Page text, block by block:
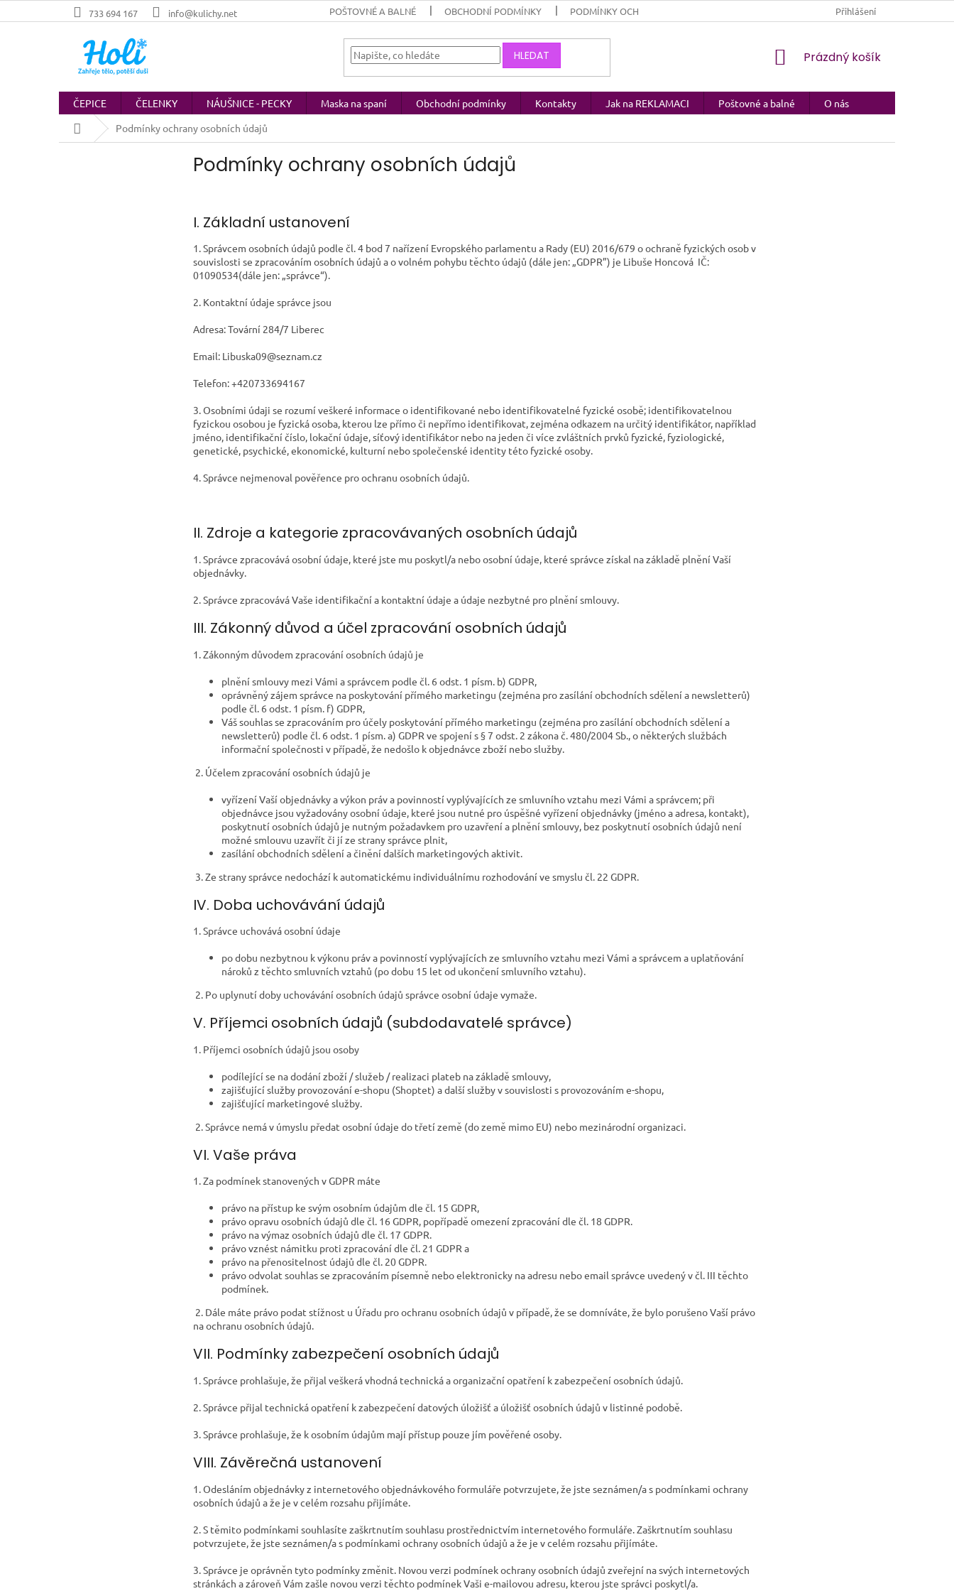
na
733 694 167 info@kulichy.net POŠTOVNÉ A BALNÉ OBCHODNÍ PODMÍNKY PODMÍNKY OCHRANY OSOBNÍCH ÚDAJŮ Přihlášení
HLEDAT
NÁKUPNÍ
Prázdný košík
ČEPICE ČELENKY NÁUŠNICE - PECKY Maska na spaní Obchodní podmínky Kontakty Jak na REKLAMACI Poštovné a balné
O nás
Domů
Podmínky ochrany osobních údajů
Podmínky ochrany osobních údajů
I. Základní ustanovení
1. Správcem osobních údajů podle čl. 4 bod 7 nařízení Evropského parlamentu a Rady (EU) 2016/679 o ochraně fyzických osob v
souvislosti se zpracováním osobních údajů a o volném pohybu těchto údajů (dále jen: „GDPR”) je Libuše Honcová IČ:
01090534(dále jen: „správce“).
2. Kontaktní údaje správce jsou
Adresa: Tovární 284/7 Liberec
Email: Libuska09@seznam.cz
Telefon: +420733694167
3. Osobními údaji se rozumí veškeré informace o identifikované nebo identifikovatelné fyzické osobě; identifikovatelnou
fyzickou osobou je fyzická osoba, kterou lze přímo či nepřímo identifikovat, zejména odkazem na určitý identifikátor, například
jméno, identifikační číslo, lokační údaje, síťový identifikátor nebo na jeden či více zvláštních prvků fyzické, fyziologické,
genetické, psychické, ekonomické, kulturní nebo společenské identity této fyzické osoby.
4. Správce nejmenoval pověřence pro ochranu osobních údajů.
II. Zdroje a kategorie zpracovávaných osobních údajů
1. Správce zpracovává osobní údaje, které jste mu poskytl/a nebo osobní údaje, které správce získal na základě plnění Vaší
objednávky.
2. Správce zpracovává Vaše identifikační a kontaktní údaje a údaje nezbytné pro plnění smlouvy.
III. Zákonný důvod a účel zpracování osobních údajů
1. Zákonným důvodem zpracování osobních údajů je
plnění smlouvy mezi Vámi a správcem podle čl. 6 odst. 1 písm. b) GDPR,
oprávněný zájem správce na poskytování přímého marketingu (zejména pro zasílání obchodních sdělení a newsletterů)
podle čl. 6 odst. 1 písm. f) GDPR,
Váš souhlas se zpracováním pro účely poskytování přímého marketingu (zejména pro zasílání obchodních sdělení a
newsletterů) podle čl. 6 odst. 1 písm. a) GDPR ve spojení s § 7 odst. 2 zákona č. 480/2004 Sb., o některých službách
informační společnosti v případě, že nedošlo k objednávce zboží nebo služby.
2. Účelem zpracování osobních údajů je
vyřízení Vaší objednávky a výkon práv a povinností vyplývajících ze smluvního vztahu mezi Vámi a správcem; při
objednávce jsou vyžadovány osobní údaje, které jsou nutné pro úspěšné vyřízení objednávky (jméno a adresa, kontakt),
poskytnutí osobních údajů je nutným požadavkem pro uzavření a plnění smlouvy, bez poskytnutí osobních údajů není
možné smlouvu uzavřít či jí ze strany správce plnit,
zasílání obchodních sdělení a činění dalších marketingových aktivit.
3. Ze strany správce nedochází k automatickému individuálnímu rozhodování ve smyslu čl. 22 GDPR.
IV. Doba uchovávání údajů
1. Správce uchovává osobní údaje
po dobu nezbytnou k výkonu práv a povinností vyplývajících ze smluvního vztahu mezi Vámi a správcem a uplatňování
nároků z těchto smluvních vztahů (po dobu 15 let od ukončení smluvního vztahu).
2. Po uplynutí doby uchovávání osobních údajů správce osobní údaje vymaže.
V. Příjemci osobních údajů (subdodavatelé správce)
1. Příjemci osobních údajů jsou osoby
podílející se na dodání zboží / služeb / realizaci plateb na základě smlouvy,
zajišťující služby provozování e-shopu (Shoptet) a další služby v souvislosti s provozováním e-shopu,
zajišťující marketingové služby.
2. Správce nemá v úmyslu předat osobní údaje do třetí země (do země mimo EU) nebo mezinárodní organizaci.
VI. Vaše práva
1. Za podmínek stanovených v GDPR máte
právo na přístup ke svým osobním údajům dle čl. 15 GDPR,
právo opravu osobních údajů dle čl. 16 GDPR, popřípadě omezení zpracování dle čl. 18 GDPR.
právo na výmaz osobních údajů dle čl. 17 GDPR.
právo vznést námitku proti zpracování dle čl. 21 GDPR a
právo na přenositelnost údajů dle čl. 20 GDPR.
právo odvolat souhlas se zpracováním písemně nebo elektronicky na adresu nebo email správce uvedený v čl. III těchto
podmínek.
2. Dále máte právo podat stížnost u Úřadu pro ochranu osobních údajů v případě, že se domníváte, že bylo porušeno Vaší právo
na ochranu osobních údajů.
VII. Podmínky zabezpečení osobních údajů
1. Správce prohlašuje, že přijal veškerá vhodná technická a organizační opatření k zabezpečení osobních údajů.
2. Správce přijal technická opatření k zabezpečení datových úložišť a úložišť osobních údajů v listinné podobě.
3. Správce prohlašuje, že k osobním údajům mají přístup pouze jím pověřené osoby.
VIII. Závěrečná ustanovení
1. Odesláním objednávky z internetového objednávkového formuláře potvrzujete, že jste seznámen/a s podmínkami ochrany
osobních údajů a že je v celém rozsahu přijímáte.
2. S těmito podmínkami souhlasíte zaškrtnutím souhlasu prostřednictvím internetového formuláře. Zaškrtnutím souhlasu
potvrzujete, že jste seznámen/a s podmínkami ochrany osobních údajů a že je v celém rozsahu přijímáte.
3. Správce je oprávněn tyto podmínky změnit. Novou verzi podmínek ochrany osobních údajů zveřejní na svých internetových
stránkách a zároveň Vám zašle novou verzi těchto podmínek Vaši e-mailovou adresu, kterou jste správci poskytl/a.